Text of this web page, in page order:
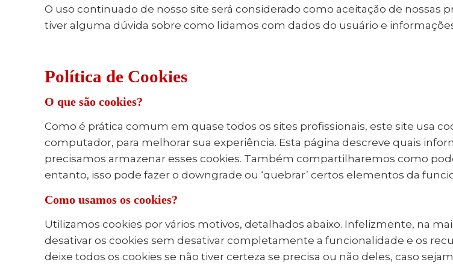
O uso continuado de nosso site será considerado como aceitação de nossas
tiver alguma dúvida sobre como lidamos com dados do usuário e
Política de Cookies
O que são cookies?
Como é prática comum em quase todos os sites profissionais, este site usa
computador, para melhorar sua experiência. Esta página descreve quais
precisamos armazenar esses cookies. Também compartilharemos como
entanto, isso pode fazer o downgrade ou ‘quebrar’ certos elementos da
Como usamos os cookies?
Utilizamos cookies por vários motivos, detalhados abaixo. Infelizmente, na
desativar os cookies sem desativar completamente a funcionalidade e os
deixe todos os cookies se não tiver certeza se precisa ou não deles, caso